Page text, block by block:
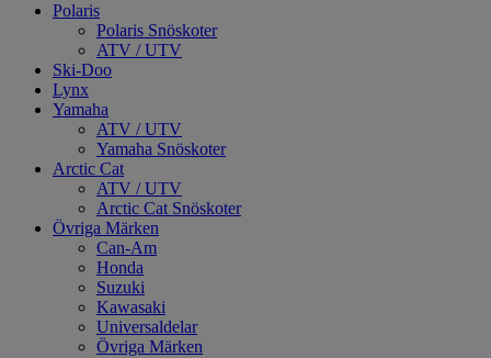
Polaris
Polaris Snöskoter
ATV / UTV
Ski-Doo
Lynx
Yamaha
ATV / UTV
Yamaha Snöskoter
Arctic Cat
ATV / UTV
Arctic Cat Snöskoter
Övriga Märken
Can-Am
Honda
Suzuki
Kawasaki
Universaldelar
Övriga Märken